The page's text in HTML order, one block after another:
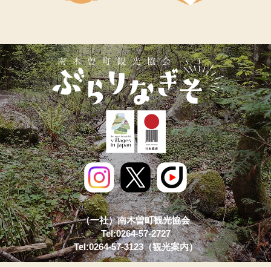
（一社）南木曽町観光協会
Tel:0264-57-2727
Tel:0264-57-3123（観光案内）